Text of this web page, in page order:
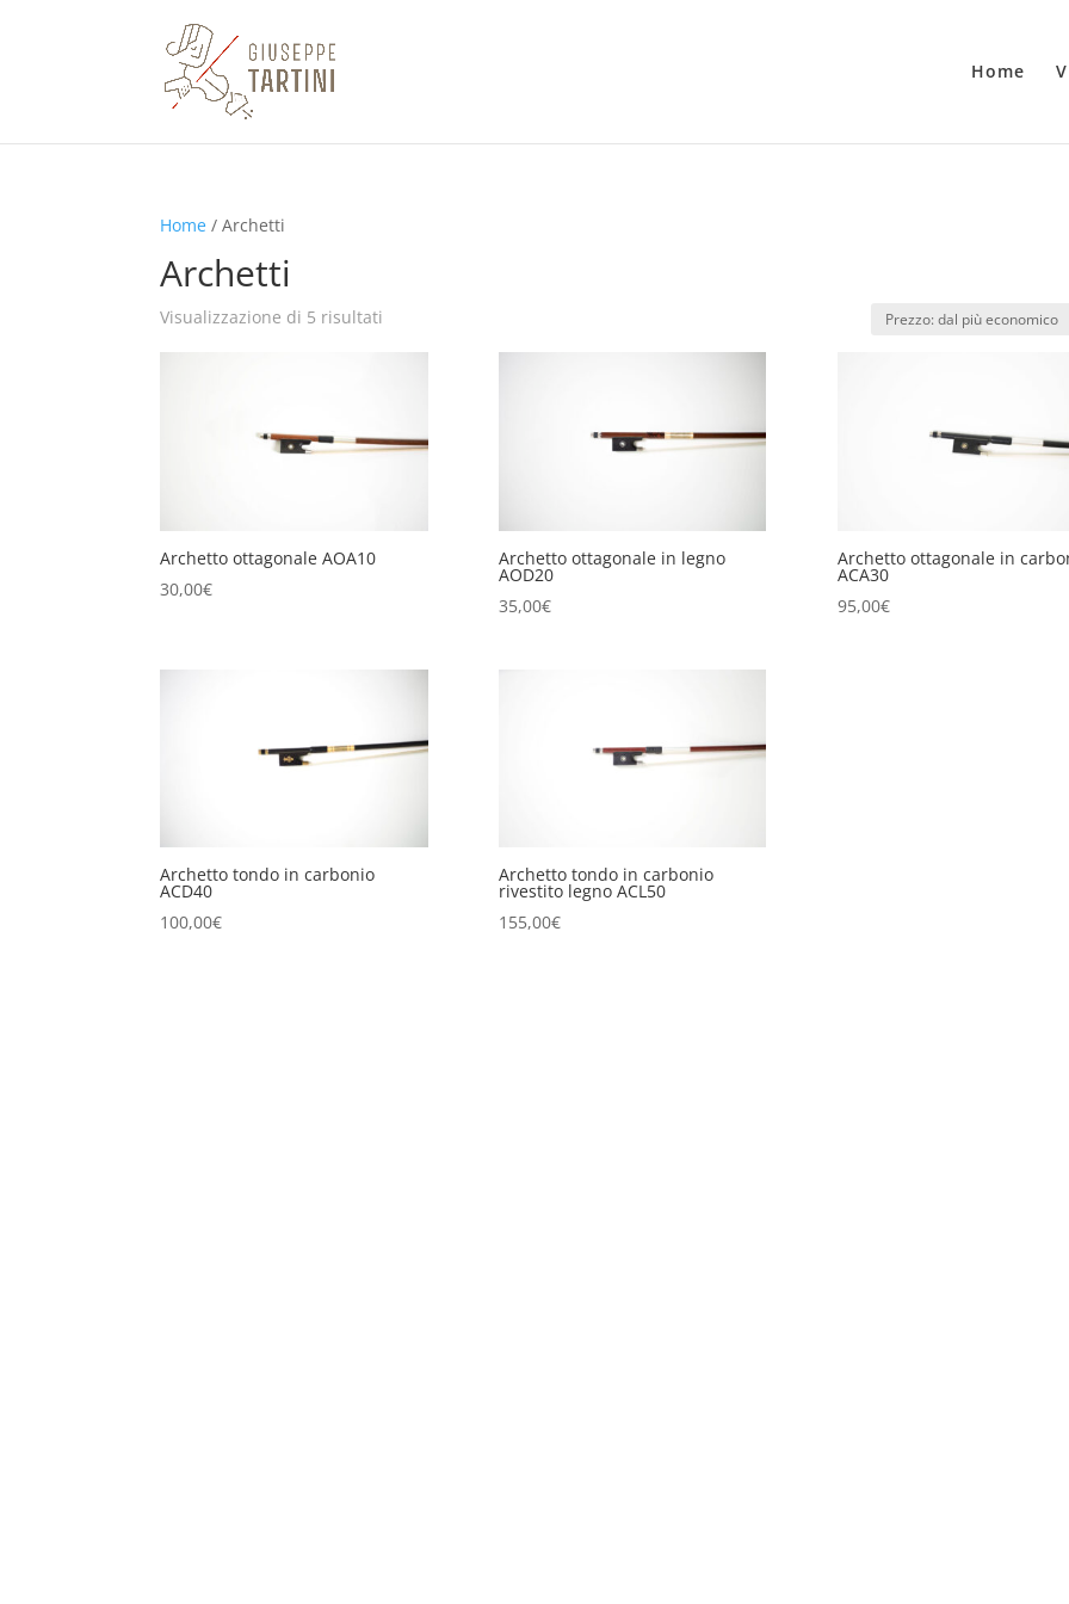
Home
Home / Archetti
Archetti
Visualizzazione di 5 risultati
Archetto ottagonale AOA10
30,00€
Archetto ottagonale in legno
AOD20
35,00€
Archetto ottagonale in
ACA30
95,00€
Archetto tondo in carbonio
ACD40
100,00€
Archetto tondo in carbonio
rivestito legno ACL50
155,00€